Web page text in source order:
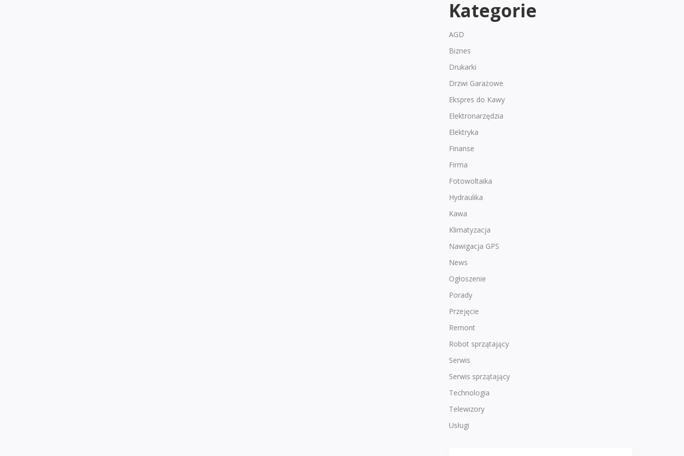
Kategorie
AGD
Biznes
Drukarki
Drzwi Garażowe
Ekspres do Kawy
Elektronarzędzia
Elektryka
Finanse
Firma
Fotowoltaika
Hydraulika
Kawa
Klimatyzacja
Nawigacja GPS
News
Ogłoszenie
Porady
Przejęcie
Remont
Robot sprzątający
Serwis
Serwis sprzątający
Technologia
Telewizory
Usługi